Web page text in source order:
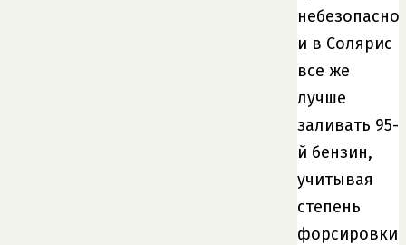
небезопасно
и в Солярис
все же
лучше
заливать 95-
й бензин,
учитывая
степень
форсировки